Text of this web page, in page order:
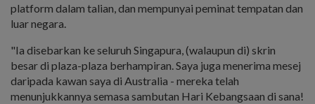
platform dalam talian, dan mempunyai peminat tempatan dan
luar negara.
"Ia disebarkan ke seluruh Singapura, (walaupun di) skrin
besar di plaza-plaza berhampiran. Saya juga menerima mesej
daripada kawan saya di Australia - mereka telah
menunjukkannya semasa sambutan Hari Kebangsaan di sana!